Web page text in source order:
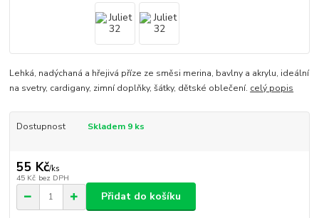
Lehká, nadýchaná a hřejivá příze ze směsi merina, bavlny a akrylu, ideální
na svetry, cardigany, zimní doplňky, šátky, dětské oblečení. celý popis
Dostupnost Skladem 9 ks
55 Kč/ks
45 Kč bez DPH
Přidat do košíku